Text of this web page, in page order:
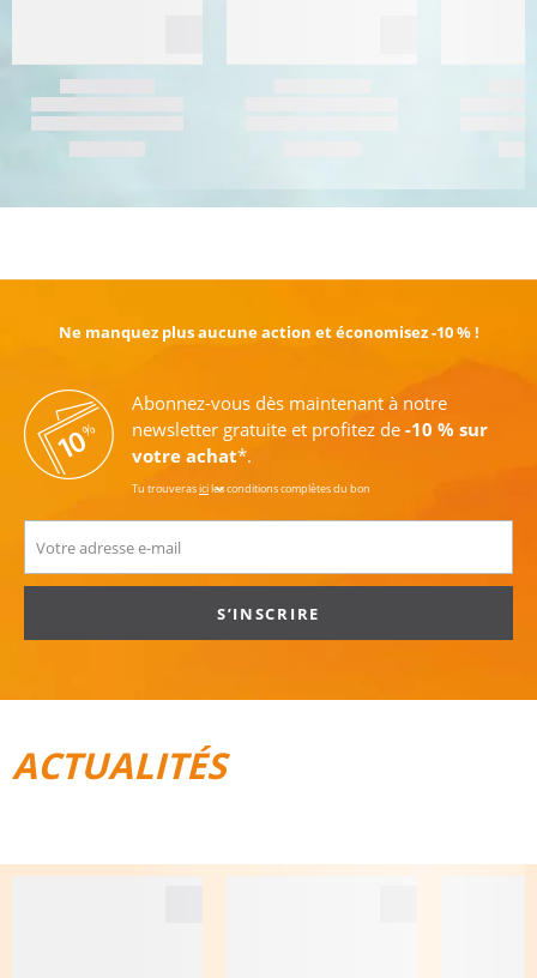
Ne manquez plus aucune action et économisez -10 % !
Abonnez-vous dès maintenant à notre
newsletter gratuite et profitez de -10 % sur
votre achat*.
Tu trouverasiciles conditions complètes du bon
S’INSCRIRE
ACTUALITÉS